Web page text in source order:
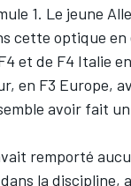
1. Le jeune
cette optique
et de F4 Italie
en F3 Europe,
avoir fait
remporté
la discipline,